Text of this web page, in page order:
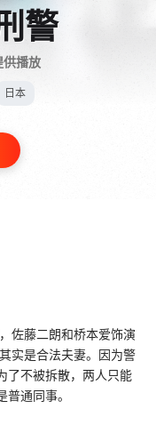
警
播放
日本
佐藤二朗和桥本爱饰演
实是合法夫妻。因为警
了不被拆散，两人只能
普通同事。